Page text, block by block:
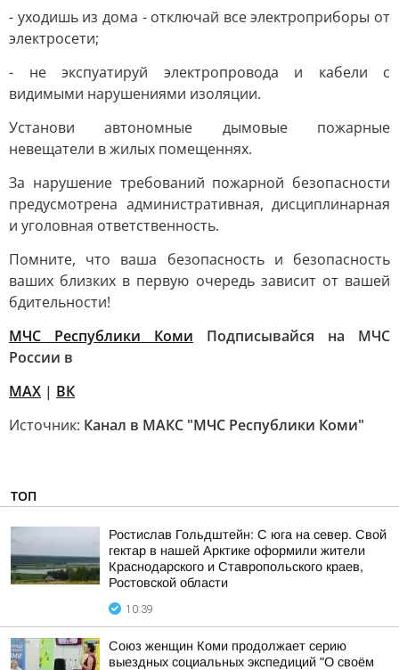
- уходишь из дома - отключай все электроприборы от
электросети;
- не экспуатируй электропровода и кабели с
видимыми нарушениями изоляции.
Установи автономные дымовые пожарные
невещатели в жилых помещеннях.
За нарушение требований пожарной безопасности
предусмотрена административная, дисциплинарная
и уголовная ответственность.
Помните, что ваша безопасность и безопасность
ваших близких в первую очередь зависит от вашей
бдительности!
МЧС Республики Коми Подписывайся на МЧС
России в
MAX | ВК
Источник: Канал в МАКС "МЧС Республики Коми"
ТОП
Ростислав Гольдштейн: С юга на север. Свой
гектар в нашей Арктике оформили жители
Краснодарского и Ставропольского краев,
Ростовской области
10:39
Союз женщин Коми продолжает серию
выездных социальных экспедиций "О своём